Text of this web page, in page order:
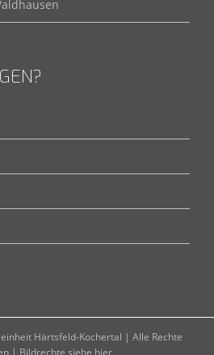
Härtsfeld-Kochertal | Alle Rechte